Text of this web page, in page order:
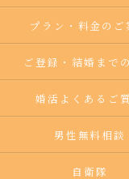
プラン・料金のご
ご登録・結婚まで
婚活よくあるご
男性無料相談
自衛隊